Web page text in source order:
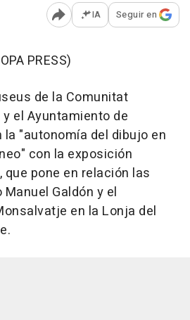
Abrir opciones para
IA Seguir en
PRESS)
de la Comunitat
el Ayuntamiento de
"autonomía del dibujo en
con la exposición
pone en relación las
Galdón y el
en la Lonja del